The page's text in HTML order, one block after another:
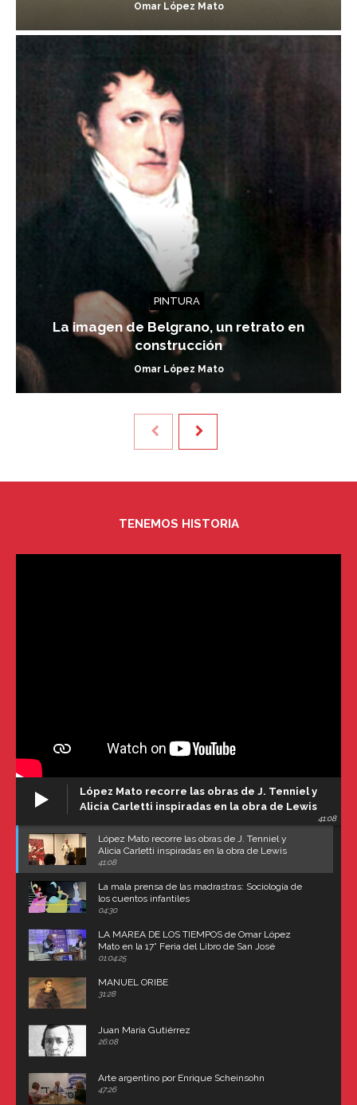
Omar López Mato
PINTURA
La imagen de Belgrano, un retrato en
construcción
Omar López Mato
TENEMOS HISTORIA
López Mato recorre las obras de J. Tenniel y
Alicia Carletti inspiradas en la obra de Lewis
41:08
López Mato recorre las obras de J. Tenniel y
Alicia Carletti inspiradas en la obra de Lewis
Carroll
41:08
La mala prensa de las madrastras: Sociología de
los cuentos infantiles
04:30
LA MAREA DE LOS TIEMPOS de Omar López
Mato en la 17° Feria del Libro de San José
(Uruguay)
01:04:25
MANUEL ORIBE
31:28
Juan María Gutiérrez
26:08
Arte argentino por Enrique Scheinsohn
47:26